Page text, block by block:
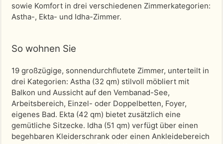
sowie Komfort in drei verschiedenen Zimmerkategorien:
Astha-, Ekta- und Idha-Zimmer.
So wohnen Sie
19 großzügige, sonnendurchflutete Zimmer, unterteilt in
drei Kategorien: Astha (32 qm) stilvoll möbliert mit
Balkon und Aussicht auf den Vembanad-See,
Arbeitsbereich, Einzel- oder Doppelbetten, Foyer,
eigenes Bad. Ekta (42 qm) bietet zusätzlich eine
gemütliche Sitzecke. Idha (51 qm) verfügt über einen
begehbaren Kleiderschrank oder einen Ankleidebereich